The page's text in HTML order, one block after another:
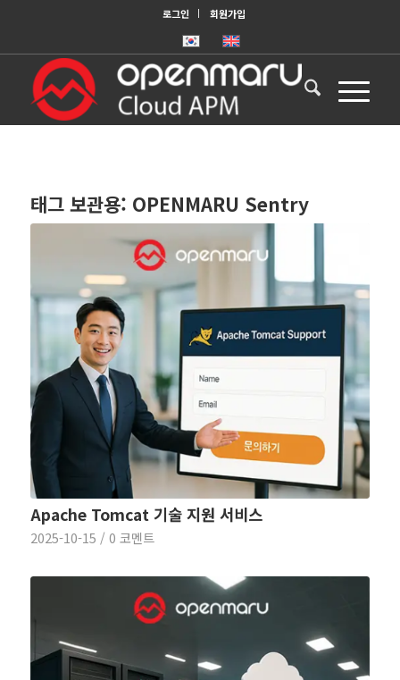
로그인 회원가입
태그 보관용: OPENMARU Sentry
Apache Tomcat 기술 지원 서비스
2025-10-15 / 0 코멘트